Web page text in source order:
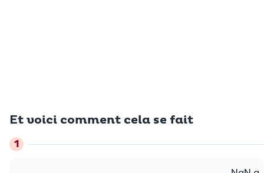
Et voici comment cela se fait